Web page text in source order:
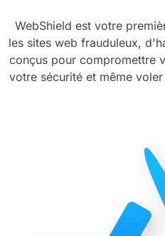
WebShield est votre
les sites web frauduleux,
conçus pour compromettre
votre sécurité et même